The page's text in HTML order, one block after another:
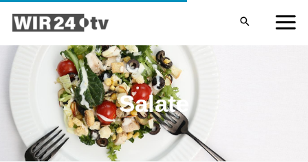
Inhalt
springen
Salate